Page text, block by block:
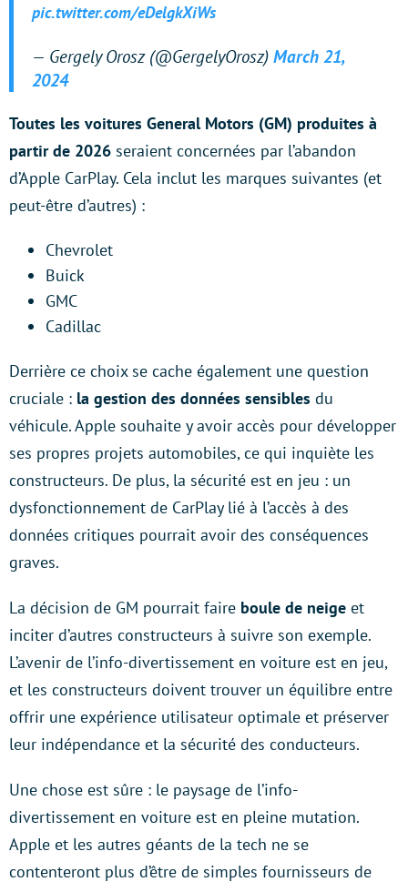
pic.twitter.com/eDelgkXiWs
— Gergely Orosz (@GergelyOrosz) March 21,
2024
Toutes les voitures General Motors (GM) produites à
partir de 2026 seraient concernées par l’abandon
d’Apple CarPlay. Cela inclut les marques suivantes (et
peut-être d’autres) :
Chevrolet
Buick
GMC
Cadillac
Derrière ce choix se cache également une question
cruciale : la gestion des données sensibles du
véhicule. Apple souhaite y avoir accès pour développer
ses propres projets automobiles, ce qui inquiète les
constructeurs. De plus, la sécurité est en jeu : un
dysfonctionnement de CarPlay lié à l’accès à des
données critiques pourrait avoir des conséquences
graves.
La décision de GM pourrait faire boule de neige et
inciter d’autres constructeurs à suivre son exemple.
L’avenir de l’info-divertissement en voiture est en jeu,
et les constructeurs doivent trouver un équilibre entre
offrir une expérience utilisateur optimale et préserver
leur indépendance et la sécurité des conducteurs.
Une chose est sûre : le paysage de l’info-
divertissement en voiture est en pleine mutation.
Apple et les autres géants de la tech ne se
contenteront plus d’être de simples fournisseurs de